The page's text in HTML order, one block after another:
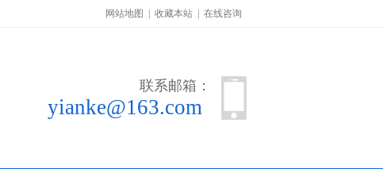
网站地图 收藏本站 在线咨询
联系邮箱：
yianke@163.com